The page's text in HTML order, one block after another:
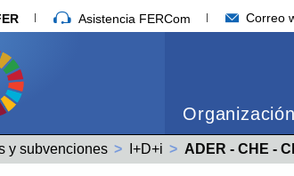
Asistencia FERCom Correo
Organización
y subvenciones I+D+i Actual:
ADER - CHE -